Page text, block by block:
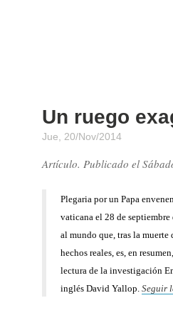
Un ruego
Jue, 20/Nov/2014
Artículo. Publicado el
Plegaria por un Papa
vaticana el 28 de
al mundo que, tras la
hechos reales, es, en
lectura de la investigación
inglés David Yallop. Seguir